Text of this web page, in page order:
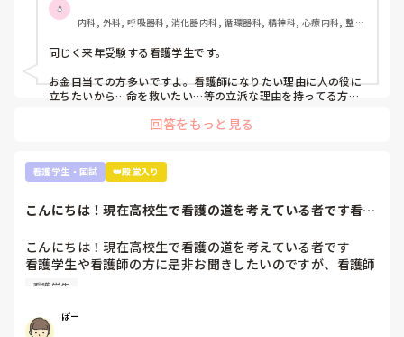
らに自分の無能さを実感しました。
また、今こうやって音を上げていても、看護師になってから
の方が辛いし勉強量増えるなんて何回も聞きました。
本当に向いてません。もっと早く気づいておけばよかったで
うと悲しくて仕方ないです。
ます。
今、看護師として働いている方には本当に頭が上がりませ
べきでしょうか。アドバイス頂きたいです。よろしくお願い
します。
内科, 外科, 呼吸器科, 消化器内科, 循環器科, 精神科, 心療内科, 整形
急科, 急性期, 超急性期, ICU, 新人ナース, 病棟, 神経内科, 脳神経外
科, 消化器外科, 一般病院, 慢性期, 回復期, 終末期, オペ室, 透析
同じく来年受験する看護学生です。
お金目当ての方多いですよ。看護師になりたい理由に人の役に
立ちたいから…命を救いたい…等の立派な理由を持ってる方は
すが、それでも実習の半分はオールしてます。そんなもんで
す。
看護師になって勉強量が増えるというより、今学んでいるもの
それに、自分の知り合いですが3ヶ月だけ病院で働き嫌になり
やめて、今はクリニックの外来でゆっくりのんびり看護師やっ
ている人もいます。お給料は悪くありません。病棟で働いてた
時とほぼ一緒です。夜勤もありませんし。
こういう道もありますよ。絶対病院で働かないと看護師の意味
がないという訳では無いです。
回答をもっと見る
看護学生・国試 👑殿堂入り
こんにちは！現在高校生で看護の道を考えている者です看護
こんにちは！現在高校生で看護の道を考えている者です
看護学生や看護師の方に是非お聞きしたいのですが、看護師
になって後悔していたりやめとけばよかったと思いますか？
色々と将来に不安が多く是非教えて頂きたいです！
看護学生
ぽー